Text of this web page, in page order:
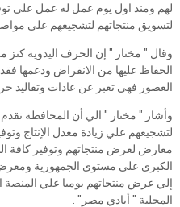
لهم ومنذ اول يوم عمل له عمل علي
لتسويق منتجاتهم لتشجيعهم علي مواصلة
وقال " مختار " إن الحرف اليدوية
الحفاظ عليها من الانقراض ودعمها
العصور فهي تعبر عن عادات وتقاليد
وأشار " مختار " الي أن المحافظة
لتشجيعهم علي زيادة معدل الإنتاج
معارض لعرض منتجاتهم وتوفير كافة
الكبري علي مستوي الجمهورية ومعرض
إلي عرض منتجاتهم يوميا علي المنصة
المحلية " أيادي مصر" .